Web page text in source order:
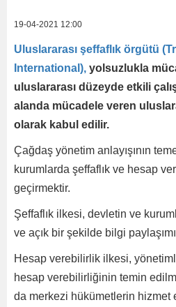
19-04-2021 12:00
Uluslararası şeffaflık örgütü
International), yolsuzlukla
uluslararası düzeyde etkili
alanda mücadele veren
olarak kabul edilir.
Çağdaş yönetim anlayışının
kurumlarda şeffaflık ve hesap
geçirmektir.
Şeffaflık ilkesi, devletin ve
ve açık bir şekilde bilgi
Hesap verebilirlik ilkesi,
hesap verebilirliğinin temin
da merkezi hükümetlerin hizmet